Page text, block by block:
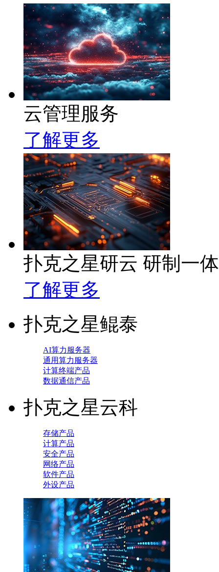
云管理服务
了解更多
扑克之星研云 研制一
了解更多
扑克之星鲲泰
AI算力服务器
通用算力服务器
计算终端产品
数据通信产品
扑克之星云科
存储产品
计算产品
安全产品
网络产品
软件产品
外设产品